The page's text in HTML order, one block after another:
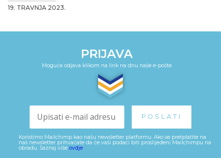
19. TRAVNJA 2023.
PRIJAVA
Moguća odjava klikom na link na dnu naše e-pošte
Koristimo Mailchimp kao našu newsletter platformu. Ako se pretplatite na
naš newsletter prihvaćate da će vaši podaci biti proslijeđeni Mailchimpu na
obradu. Saznaj više ovdje